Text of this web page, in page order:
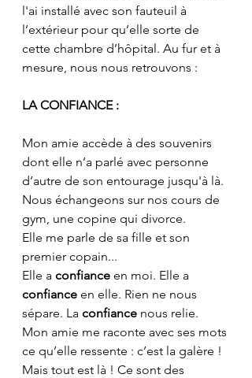
l'ai installé avec son fauteuil à
l’extérieur pour qu’elle sorte de
cette chambre d’hôpital. Au fur et à
mesure, nous nous retrouvons :
LA CONFIANCE :
Mon amie accède à des souvenirs
dont elle n’a parlé avec personne
d’autre de son entourage jusqu'à là.
Nous échangeons sur nos cours de
gym, une copine qui divorce.
Elle me parle de sa fille et son
premier copain...
Elle a confiance en moi. Elle a
confiance en elle. Rien ne nous
sépare. La confiance nous relie.
Mon amie me raconte avec ses mots
ce qu’elle ressente : c’est la galère !
Mais tout est là ! Ce sont des